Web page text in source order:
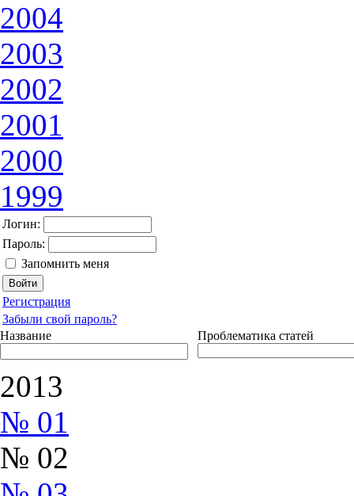
2004
2003
2002
2001
2000
1999
Логин:
Пароль:
Запомнить меня
Регистрация
Забыли свой пароль?
Название
Проблематика статей
2013
№ 01
№ 02